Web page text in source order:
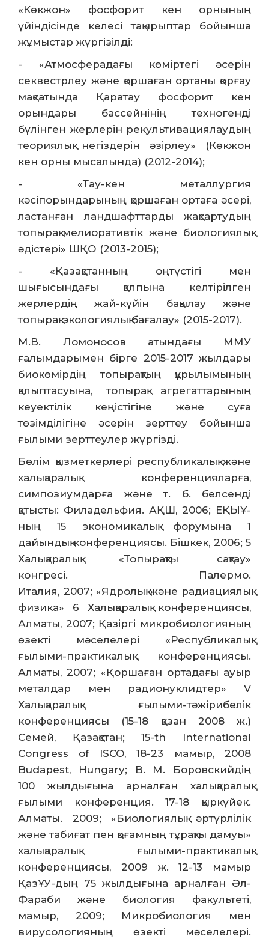
«Көкжон» фосфорит кен орнының
үйіндісінде келесі тақырыптар бойынша
жұмыстар жүргізілді:
- «Атмосферадағы көміртегі әсерін
секвестрлеу және қоршаған ортаны қорғау
мақсатында Қаратау фосфорит кен
орындары бассейнінің техногенді
бүлінген жерлерін рекультивациялаудың
теориялық негіздерін әзірлеу» (Көкжон
кен орны мысалында) (2012-2014);
- «Тау-кен металлургия
кәсіпорындарының қоршаған ортаға әсері,
ластанған ландшафттарды жақсартудың
топырақ-мелиоративтік және биологиялық
әдістері» ШҚО (2013-2015);
- «Қазақстанның оңтүстігі мен
шығысындағы қалпына келтірілген
жерлердің жай-күйін бақылау және
топырақ-экологиялық бағалау» (2015-2017).
М.В. Ломоносов атындағы ММУ
ғалымдарымен бірге 2015-2017 жылдары
биокөмірдің топырақтың құрылымының
қалыптасуына, топырақ агрегаттарының
кеуектілік кеңістігіне және суға
төзімділігіне әсерін зерттеу бойынша
ғылыми зерттеулер жүргізді.
Бөлім қызметкерлері республикалық және
халықаралық конференцияларға,
симпозиумдарға және т. б. белсенді
қатысты: Филадельфия. АҚШ, 2006; ЕҚЫҰ-
ның 15 экономикалық форумына 1
дайындық конференциясы. Бішкек, 2006; 5
Халықаралық «Топырақты сақтау»
конгресі. Палермо.
Италия, 2007; «Ядролық және радиациялық
физика» 6 Халықаралық конференциясы,
Алматы, 2007; Қазіргі микробиологияның
өзекті мәселелері «Республикалық
ғылыми-практикалық конференциясы.
Алматы, 2007; «Қоршаған ортадағы ауыр
металдар мен радионуклидтер» V
Халықаралық ғылыми-тәжірибелік
конференциясы (15-18 қазан 2008 ж.)
Семей, Қазақстан; 15-th International
Congress of ISCO, 18-23 мамыр, 2008
Budapest, Hungary; В. М. Боровскийдің
100 жылдығына арналған халықаралық
ғылыми конференция. 17-18 қыркүйек.
Алматы. 2009; «Биологиялық әртүрлілік
және табиғат пен қоғамның тұрақты дамуы»
халықаралық ғылыми-практикалық
конференциясы, 2009 ж. 12-13 мамыр
ҚазҰУ-дың 75 жылдығына арналған Әл-
Фараби және биология факультеті,
мамыр, 2009; Микробиология мен
вирусологияның өзекті мәселелері.